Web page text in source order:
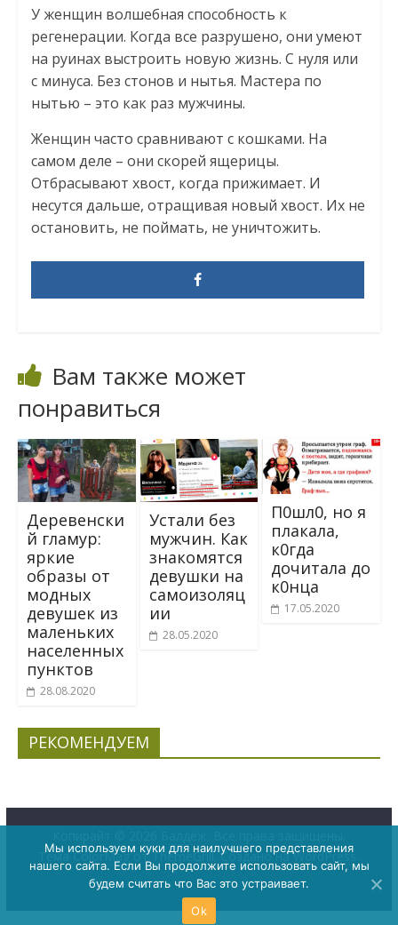
У женщин волшебная способность к
регенерации. Когда все разрушено, они умеют
на руинах выстроить новую жизнь. С нуля или
с минуса. Без стонов и нытья. Мастера по
нытью – это как раз мужчины.
Женщин часто сравнивают с кошками. На
самом деле – они скорей ящерицы.
Отбрасывают хвост, когда прижимает. И
несутся дальше, отращивая новый хвост. Их не
остановить, не поймать, не уничтожить.
Вам также может
понравиться
Деревенски
й гламур:
яркие
образы от
модных
девушек из
маленьких
населенных
пунктов
28.08.2020
Устали без
мужчин. Как
знакомятся
девушки на
самоизоляц
ии
28.05.2020
П0шл0, но я
плакала,
к0гда
дочитала до
к0нца
17.05.2020
РЕКОМЕНДУЕМ
ТемаColorMagот ThemeGrill. Создано наWordPress
Мы используем куки для наилучшего представления
нашего сайта. Если Вы продолжите использовать сайт, мы
будем считать что Вас это устраивает.
Ok